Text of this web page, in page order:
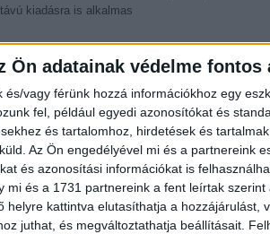
Ön adatainak védelme fontos
és/vagy férünk hozzá információkhoz egy
fel, például egyedi azonosítókat és
és tartalomhoz, hirdetések és
Az Ön engedélyével mi és a partnereink
és azonosítási információkat is
mi és a 1731 partnereink a fent leírtak
helyre kattintva elutasíthatja a hozzájárulást,
juthat, és megváltoztathatja beállításait.
távú kiadásra is alkalmas
éri meg?
fenntartási költségek
kiadható nyaralónak, vendégháznak vagy
telek – lehetőség további fejlesztésre,
ár-érték arány a környék adottságaihoz képest
le erről a kiváló lehetőségről – ideális
vonzó befektetők számára is!